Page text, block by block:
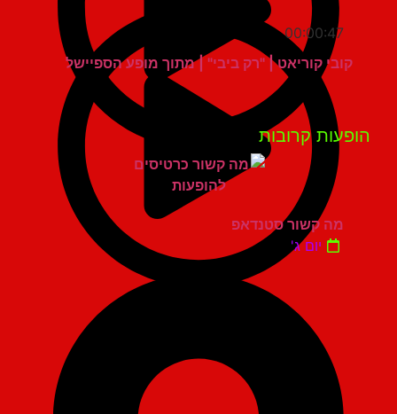
00:00:47
קובי קוריאט | "רק ביבי" | מתוך מופע הספיישל
קרובות
מה קשור סטנדאפ
יום ג'